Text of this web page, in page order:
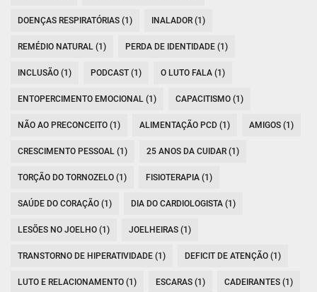
DOENÇAS RESPIRATÓRIAS (1) INALADOR (1)
REMÉDIO NATURAL (1) PERDA DE IDENTIDADE (1)
INCLUSÃO (1) PODCAST (1) O LUTO FALA (1)
ENTOPERCIMENTO EMOCIONAL (1) CAPACITISMO (1)
NÃO AO PRECONCEITO (1) ALIMENTAÇÃO PCD (1) AMIGOS (1)
CRESCIMENTO PESSOAL (1) 25 ANOS DA CUIDAR (1)
TORÇÃO DO TORNOZELO (1) FISIOTERAPIA (1)
SAÚDE DO CORAÇÃO (1) DIA DO CARDIOLOGISTA (1)
LESÕES NO JOELHO (1) JOELHEIRAS (1)
TRANSTORNO DE HIPERATIVIDADE (1) DEFICIT DE ATENÇÃO (1)
LUTO E RELACIONAMENTO (1) ESCARAS (1) CADEIRANTES (1)